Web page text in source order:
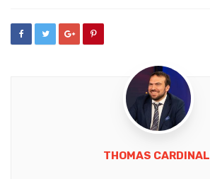
THOMAS CARDINALI